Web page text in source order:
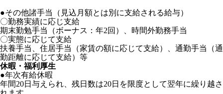
●その他諸手当（見込月額とは別に支給される給与）
〇勤務実績に応じ支給
期末勤勉手当（ボーナス：年2回）、時間外勤務手当
〇実態に応じて支給
扶養手当、住居手当（家賃の額に応じて支給）、通勤手当（通
勤距離に応じて支給）等
休暇・福利厚生
●年次有給休暇
年間20日与えられ、残日数は20日を限度として翌年に繰り越さ